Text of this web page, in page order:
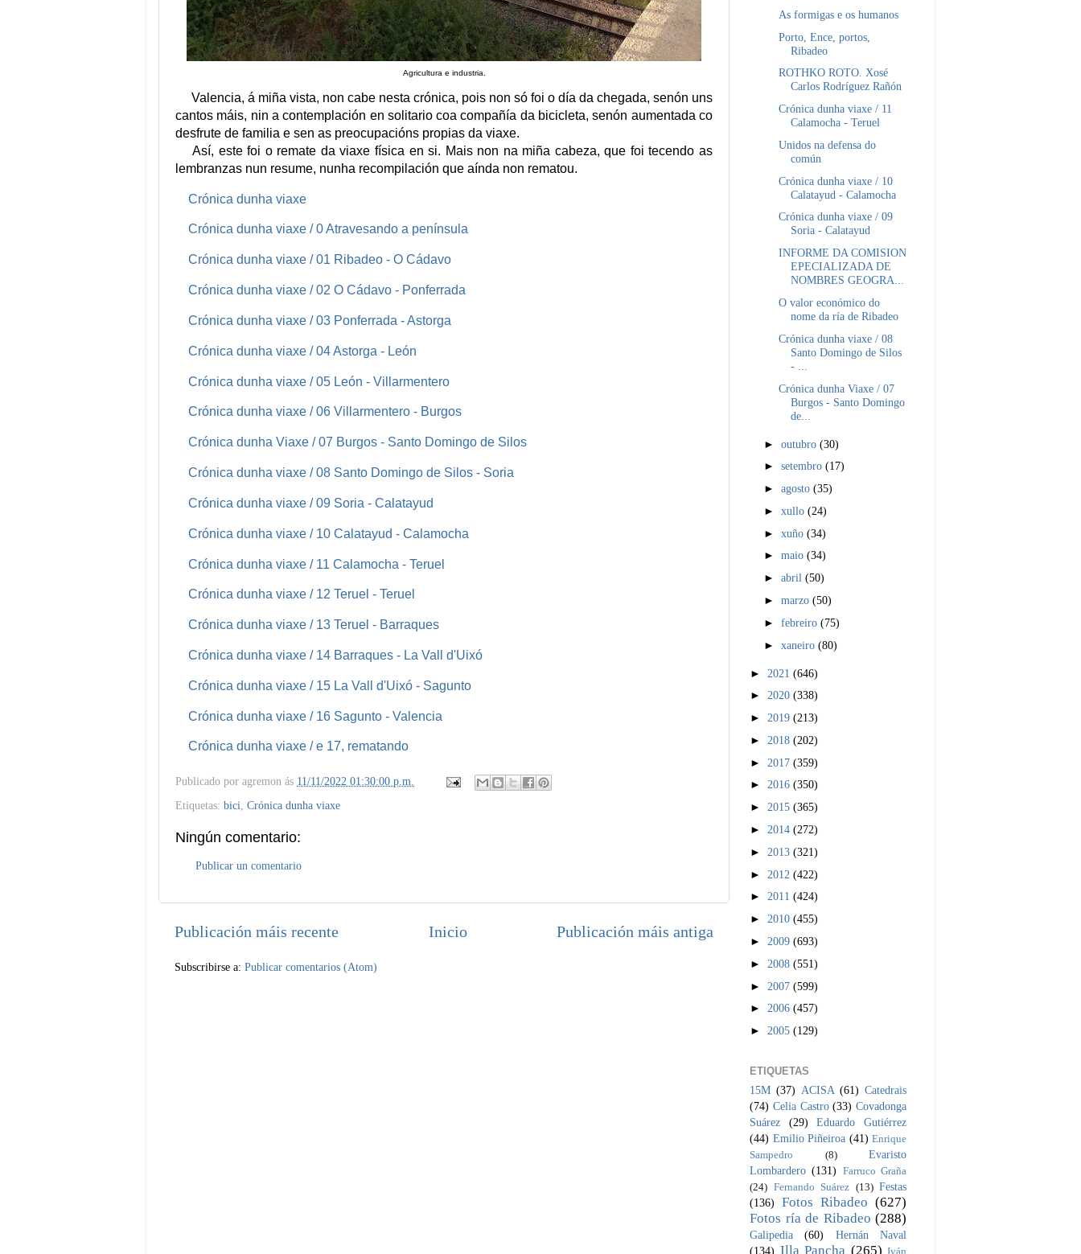
Agricultura e industria.
Valencia, á miña vista, non cabe nesta crónica, pois non só foi o día da chegada, senón uns
cantos máis, nin a contemplación en solitario coa compañía da bicicleta, senón aumentada co
desfrute de familia e sen as preocupacións propias da viaxe.
Así, este foi o remate da viaxe física en si. Mais non na miña cabeza, que foi tecendo as
lembranzas nun resume, nunha recompilación que aínda non rematou.
Crónica dunha viaxe
Crónica dunha viaxe / 0 Atravesando a península
Crónica dunha viaxe / 01 Ribadeo - O Cádavo
Crónica dunha viaxe / 02 O Cádavo - Ponferrada
Crónica dunha viaxe / 03 Ponferrada - Astorga
Crónica dunha viaxe / 04 Astorga - León
Crónica dunha viaxe / 05 León - Villarmentero
Crónica dunha viaxe / 06 Villarmentero - Burgos
Crónica dunha Viaxe / 07 Burgos - Santo Domingo de Silos
Crónica dunha viaxe / 08 Santo Domingo de Silos - Soria
Crónica dunha viaxe / 09 Soria - Calatayud
Crónica dunha viaxe / 10 Calatayud - Calamocha
Crónica dunha viaxe / 11 Calamocha - Teruel
Crónica dunha viaxe / 12 Teruel - Teruel
Crónica dunha viaxe / 13 Teruel - Barraques
Crónica dunha viaxe / 14 Barraques - La Vall d'Uixó
Crónica dunha viaxe / 15 La Vall d'Uixó - Sagunto
Crónica dunha viaxe / 16 Sagunto - Valencia
Crónica dunha viaxe / e 17, rematando
Publicado por agremon ás 11/11/2022 01:30:00 p.m.
Etiquetas: bici Crónica dunha viaxe
Ningún comentario:
Publicar un comentario
Publicación máis recente Publicación máis antiga
Inicio
Subscribirse a: Publicar comentarios (Atom)
As formigas e os humanos
Porto, Ence, portos,
Ribadeo
ROTHKO ROTO. Xosé
Carlos Rodríguez Rañón
Crónica dunha viaxe / 11
Calamocha - Teruel
Unidos na defensa do
común
Crónica dunha viaxe / 10
Calatayud - Calamocha
Crónica dunha viaxe / 09
Soria - Calatayud
INFORME DA COMISION
EPECIALIZADA DE
NOMBRES GEOGRA...
O valor económico do
nome da ría de Ribadeo
Crónica dunha viaxe / 08
Santo Domingo de Silos
- ...
Crónica dunha Viaxe / 07
Burgos - Santo Domingo
de...
►outubro(30)
►setembro(17)
►agosto(35)
►xullo(24)
►xuño(34)
►maio(34)
►abril(50)
►marzo(50)
►febreiro(75)
►xaneiro(80)
► 2021 (646)
► 2020 (338)
► 2019 (213)
► 2018 (202)
► 2017 (359)
► 2016 (350)
► 2015 (365)
► 2014 (272)
► 2013 (321)
► 2012 (422)
► 2011 (424)
► 2010 (455)
► 2009 (693)
► 2008 (551)
► 2007 (599)
► 2006 (457)
► 2005 (129)
ETIQUETAS
15M (37) ACISA (61) Catedrais
(74) Celia Castro (33) Covadonga
Suárez
(29)
Eduardo Gutiérrez
(44) Emilio Piñeiroa (41) Enrique
Sampedro
(8)
Evaristo
Lombardero (131) Farruco Graña
(24) Fernando Suárez (13) Festas
(136)
Fotos Ribadeo (627)
Fotos ría de Ribadeo (288)
Galipedia (60)
Hernán Naval
(134) Illa Pancha (265) Iván